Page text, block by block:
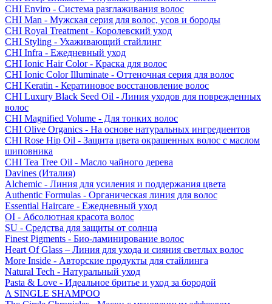
CHI Enviro - Система разглаживания волос
CHI Man - Мужская серия для волос, усов и бороды
CHI Royal Treatment - Королевский уход
CHI Styling - Ухаживающий стайлинг
CHI Infra - Ежедневный уход
CHI Ionic Hair Color - Краска для волос
CHI Ionic Color Illuminate - Оттеночная серия для волос
CHI Keratin - Кератиновое восстановление волос
CHI Luxury Black Seed Oil - Линия уходов для поврежденных
волос
CHI Magnified Volume - Для тонких волос
CHI Olive Organics - На основе натуральных ингредиентов
CHI Rose Hip Oil - Защита цвета окрашенных волос с маслом
шиповника
CHI Tea Tree Oil - Масло чайного дерева
Davines (Италия)
Alchemic - Линия для усиления и поддержания цвета
Authentic Formulas - Органическая линия для волос
Essential Haircare - Eжедневный уход
OI - Абсолютная красота волос
SU - Средства для защиты от солнца
Finest Pigments - Био-ламинирование волос
Heart Of Glass – Линия для ухода и сияния светлых волос
More Inside - Авторские продукты для стайлинга
Natural Tech - Натуральный уход
Pasta & Love - Идеальное бритье и уход за бородой
A SINGLE SHAMPOO